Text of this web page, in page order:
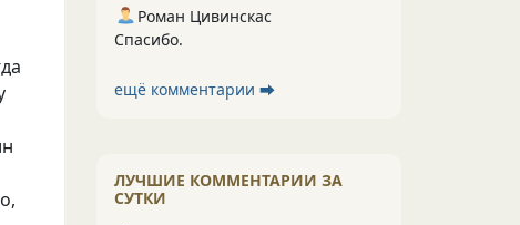
Роман Цивинскас
Спасибо.
ещё комментарии ⮕
ЛУЧШИЕ КОММЕНТАРИИ ЗА
СУТКИ